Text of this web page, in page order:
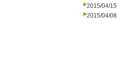
2015/04/15
2015/04/08